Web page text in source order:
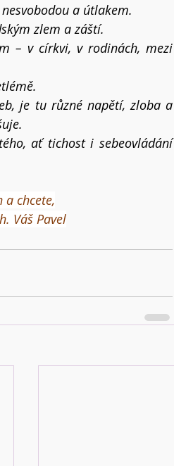
a útlakem.
zlem a záští.
– v církvi, v rodinách, mezi
je tu různé napětí, zloba a
ať tichost i sebeovládání
chcete,
Váš Pavel